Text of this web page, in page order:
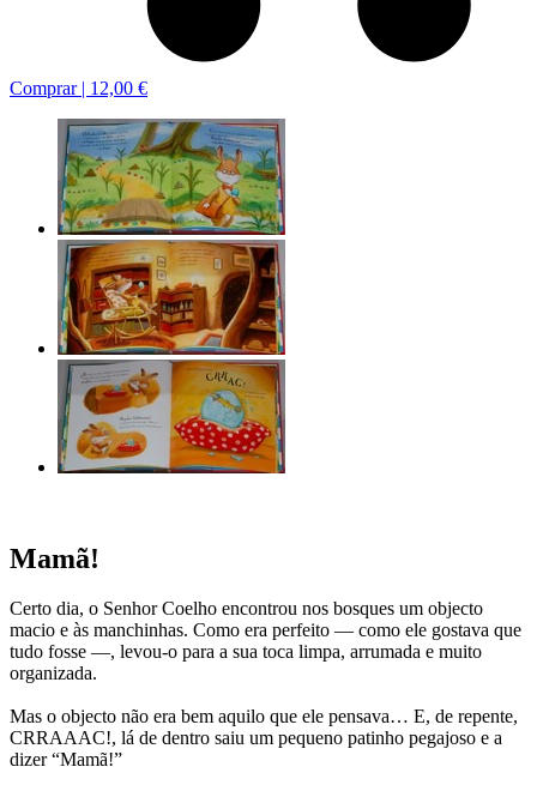
Comprar | 12,00 €
Mamã!
Certo dia, o Senhor Coelho encontrou nos bosques um objecto
macio e às manchinhas. Como era perfeito — como ele gostava que
tudo fosse —, levou-o para a sua toca limpa, arrumada e muito
organizada.
Mas o objecto não era bem aquilo que ele pensava… E, de repente,
CRRAAAC!, lá de dentro saiu um pequeno patinho pegajoso e a
dizer “Mamã!”